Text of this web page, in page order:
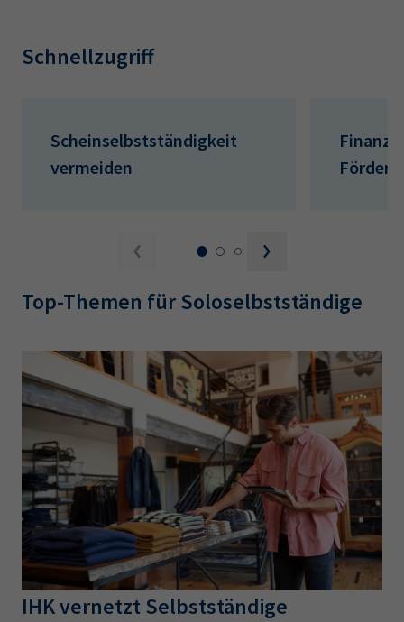
Schnellzugriff
Scheinselbstständigkeit
vermeiden
Top-Themen für Soloselbstständige
IHK vernetzt Selbstständige